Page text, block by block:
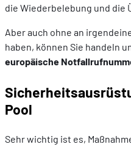
die Wiederbelebung und die
Aber auch ohne an
haben, können Sie handeln
europäische
Pool
Sehr wichtig ist es,